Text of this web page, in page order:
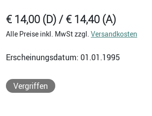
€ 14,00 (D) / € 14,40 (A)
Alle Preise inkl. MwSt zzgl. Versandkosten
Erscheinungsdatum: 01.01.1995
Vergriffen